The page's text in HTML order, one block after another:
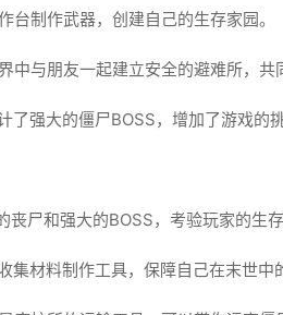
制作武器，创建自己的生存家园。
与朋友一起建立安全的避难所，共
强大的僵尸BOSS，增加了游戏的挑
尸和强大的BOSS，考验玩家的生存
材料制作工具，保障自己在末世中